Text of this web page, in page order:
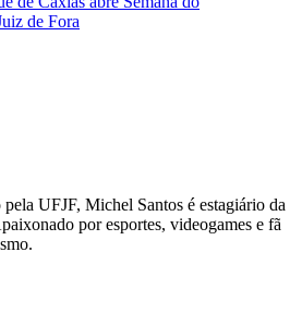
de Fora
UFJF, Michel Santos é estagiário da
por esportes, videogames e fã